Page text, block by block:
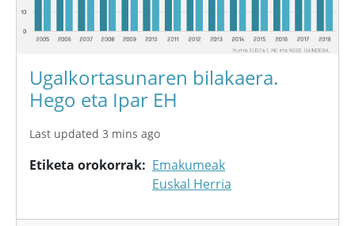
Ugalkortasunaren bilakaera.
Hego eta Ipar EH
Last updated 3 mins ago
Etiketa orokorrak
Emakumeak
Euskal Herria